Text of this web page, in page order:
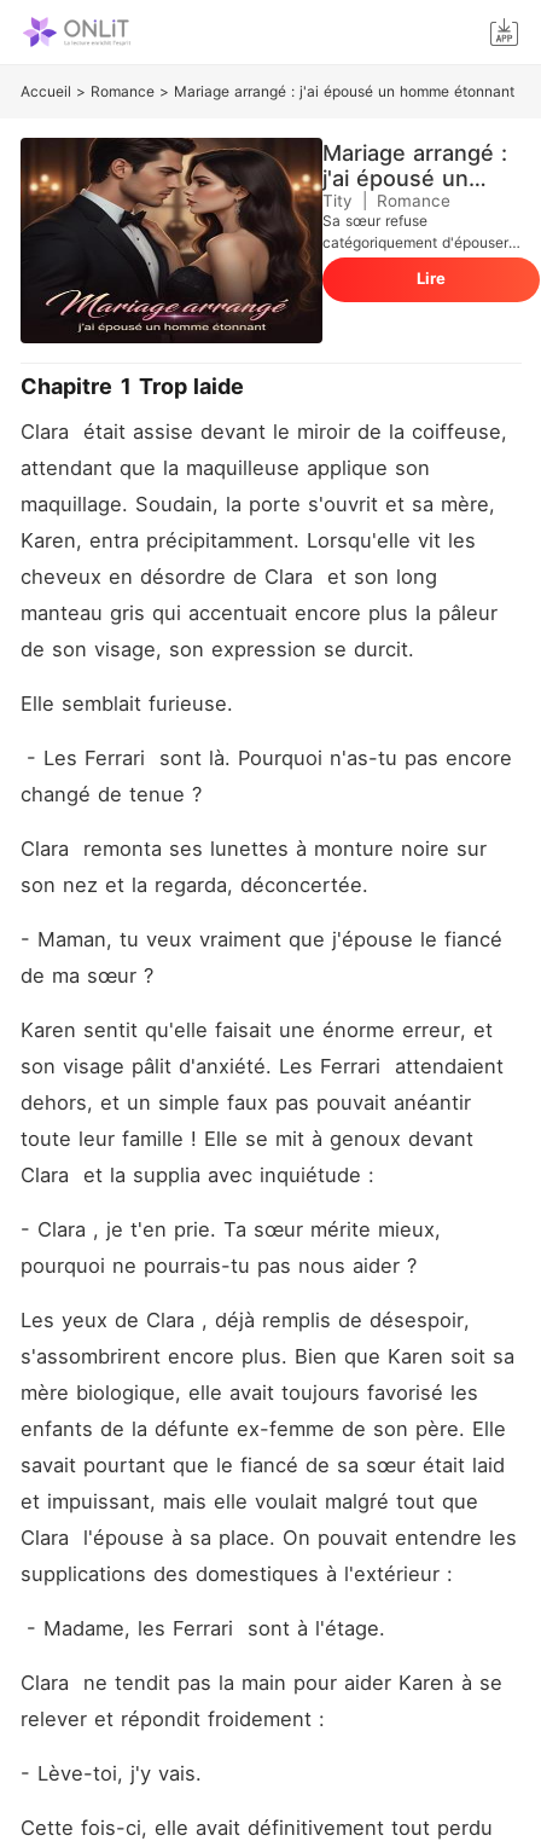
Accueil > Romance > Mariage arrangé : j'ai épousé un homme étonnant
Mariage arrangé :
j'ai épousé un
homme étonnant
Tity Romance
Sa sœur refuse
catégoriquement d'épouser
son fiancé. On dit de lui qu'il
est hideux, froid... et pire
encore, impuissant. Sa mère
pourtant, Clara accepte. Le
soir des noces, tout bascule.
L'homme qu'on disait
monstrueux est d'une beauté
regard, glacé, la transperce :
- Tu es d'une laideur sans
nom. Elle s'attendait à une
indifférence polie... elle
inattendue. Il la plaque sur le
relève les yeux, son cœur
tu n'as rien d'impuissant. Et
quand il arrache enfin ses
déguisements, révélant un
envoûtante, son sourire
ne pourras plus échapper à
Lire
Chapitre 1 Trop laide
Clara  était assise devant le miroir de la coiffeuse,
attendant que la maquilleuse applique son
maquillage. Soudain, la porte s'ouvrit et sa mère,
Karen, entra précipitamment. Lorsqu'elle vit les
cheveux en désordre de Clara  et son long
manteau gris qui accentuait encore plus la pâleur
de son visage, son expression se durcit.
Elle semblait furieuse.
changé de tenue ?
Clara  remonta ses lunettes à monture noire sur
son nez et la regarda, déconcertée.
- Maman, tu veux vraiment que j'épouse le fiancé
de ma sœur ?
Karen sentit qu'elle faisait une énorme erreur, et
son visage pâlit d'anxiété. Les Ferrari  attendaient
dehors, et un simple faux pas pouvait anéantir
toute leur famille ! Elle se mit à genoux devant
Clara  et la supplia avec inquiétude :
- Clara , je t'en prie. Ta sœur mérite mieux,
pourquoi ne pourrais-tu pas nous aider ?
Les yeux de Clara , déjà remplis de désespoir,
s'assombrirent encore plus. Bien que Karen soit sa
mère biologique, elle avait toujours favorisé les
enfants de la défunte ex-femme de son père. Elle
savait pourtant que le fiancé de sa sœur était laid
et impuissant, mais elle voulait malgré tout que
Clara  l'épouse à sa place. On pouvait entendre les
supplications des domestiques à l'extérieur :
- Madame, les Ferrari  sont à l'étage.
Clara  ne tendit pas la main pour aider Karen à se
relever et répondit froidement :
- Lève-toi, j'y vais.
Cette fois-ci, elle avait définitivement tout perdu